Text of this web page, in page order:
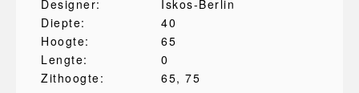
Designer:
Iskos-Berlin
Diepte:
40
Hoogte:
65
Lengte:
0
Zithoogte:
65, 75